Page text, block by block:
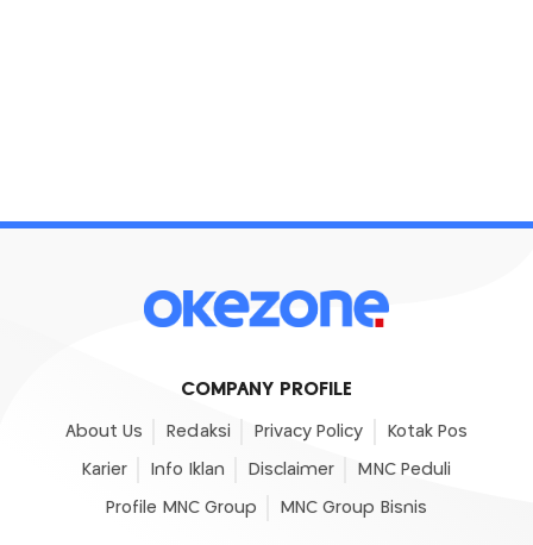
COMPANY PROFILE
About Us Redaksi Privacy Policy Kotak Pos
Karier Info Iklan Disclaimer MNC Peduli
Profile MNC Group MNC Group Bisnis